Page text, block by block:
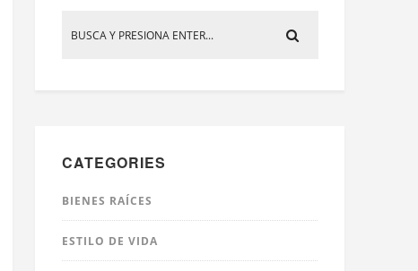
CATEGORIES
BIENES RAÍCES
ESTILO DE VIDA